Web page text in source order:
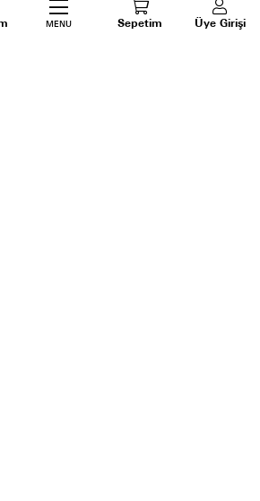
BİLGİLERİ
MENU Sepetim Üye Girişi